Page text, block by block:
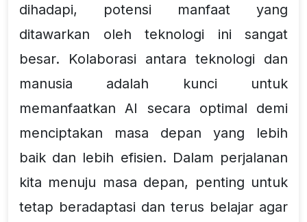
dihadapi, potensi manfaat yang
ditawarkan oleh teknologi ini sangat
besar. Kolaborasi antara teknologi dan
manusia adalah kunci untuk
memanfaatkan AI secara optimal demi
menciptakan masa depan yang lebih
baik dan lebih efisien. Dalam perjalanan
kita menuju masa depan, penting untuk
tetap beradaptasi dan terus belajar agar